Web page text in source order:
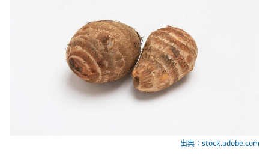
出典：stock.adobe.com